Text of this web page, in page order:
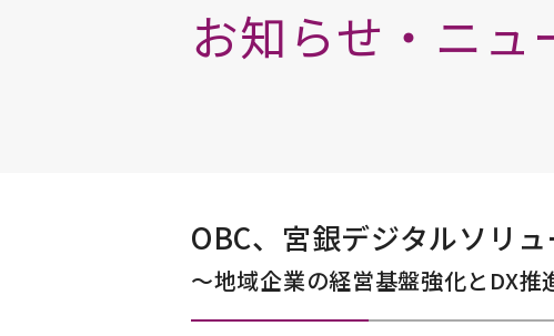
お知らせ・ニュ
OBC、宮銀デジタルソリ
～地域企業の経営基盤強化とDX推